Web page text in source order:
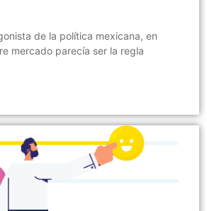
de la política mexicana, en
mercado parecía ser la regla